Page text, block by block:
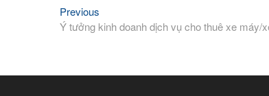
Điều
hướng
Previous
post:
Ý tưởng kinh doanh dịch vụ cho thuê xe máy/